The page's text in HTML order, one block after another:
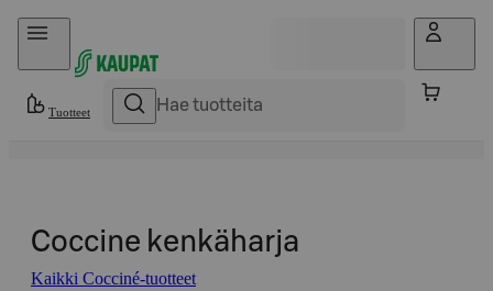
Hyppää sisältöön
Tuotteet
Coccine kenkäharja
Kaikki Cocciné-tuotteet